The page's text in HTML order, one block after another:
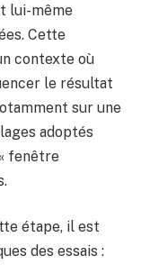
lui-même
Cette
contexte où
le résultat
sur une
adoptés
fenêtre
étape, il est
des essais :